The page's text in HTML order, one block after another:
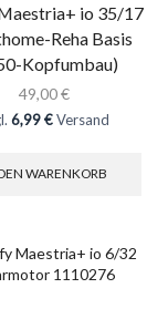
io 35/17
Reha Basis
Kopfumbau)
49,00€
6,99 €Versand
WARENKORB